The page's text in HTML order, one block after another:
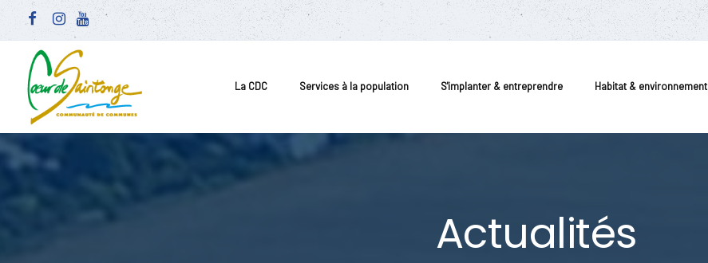
La CDC Services à la population S'implanter & entreprendre Habitat & environnement
Actualités